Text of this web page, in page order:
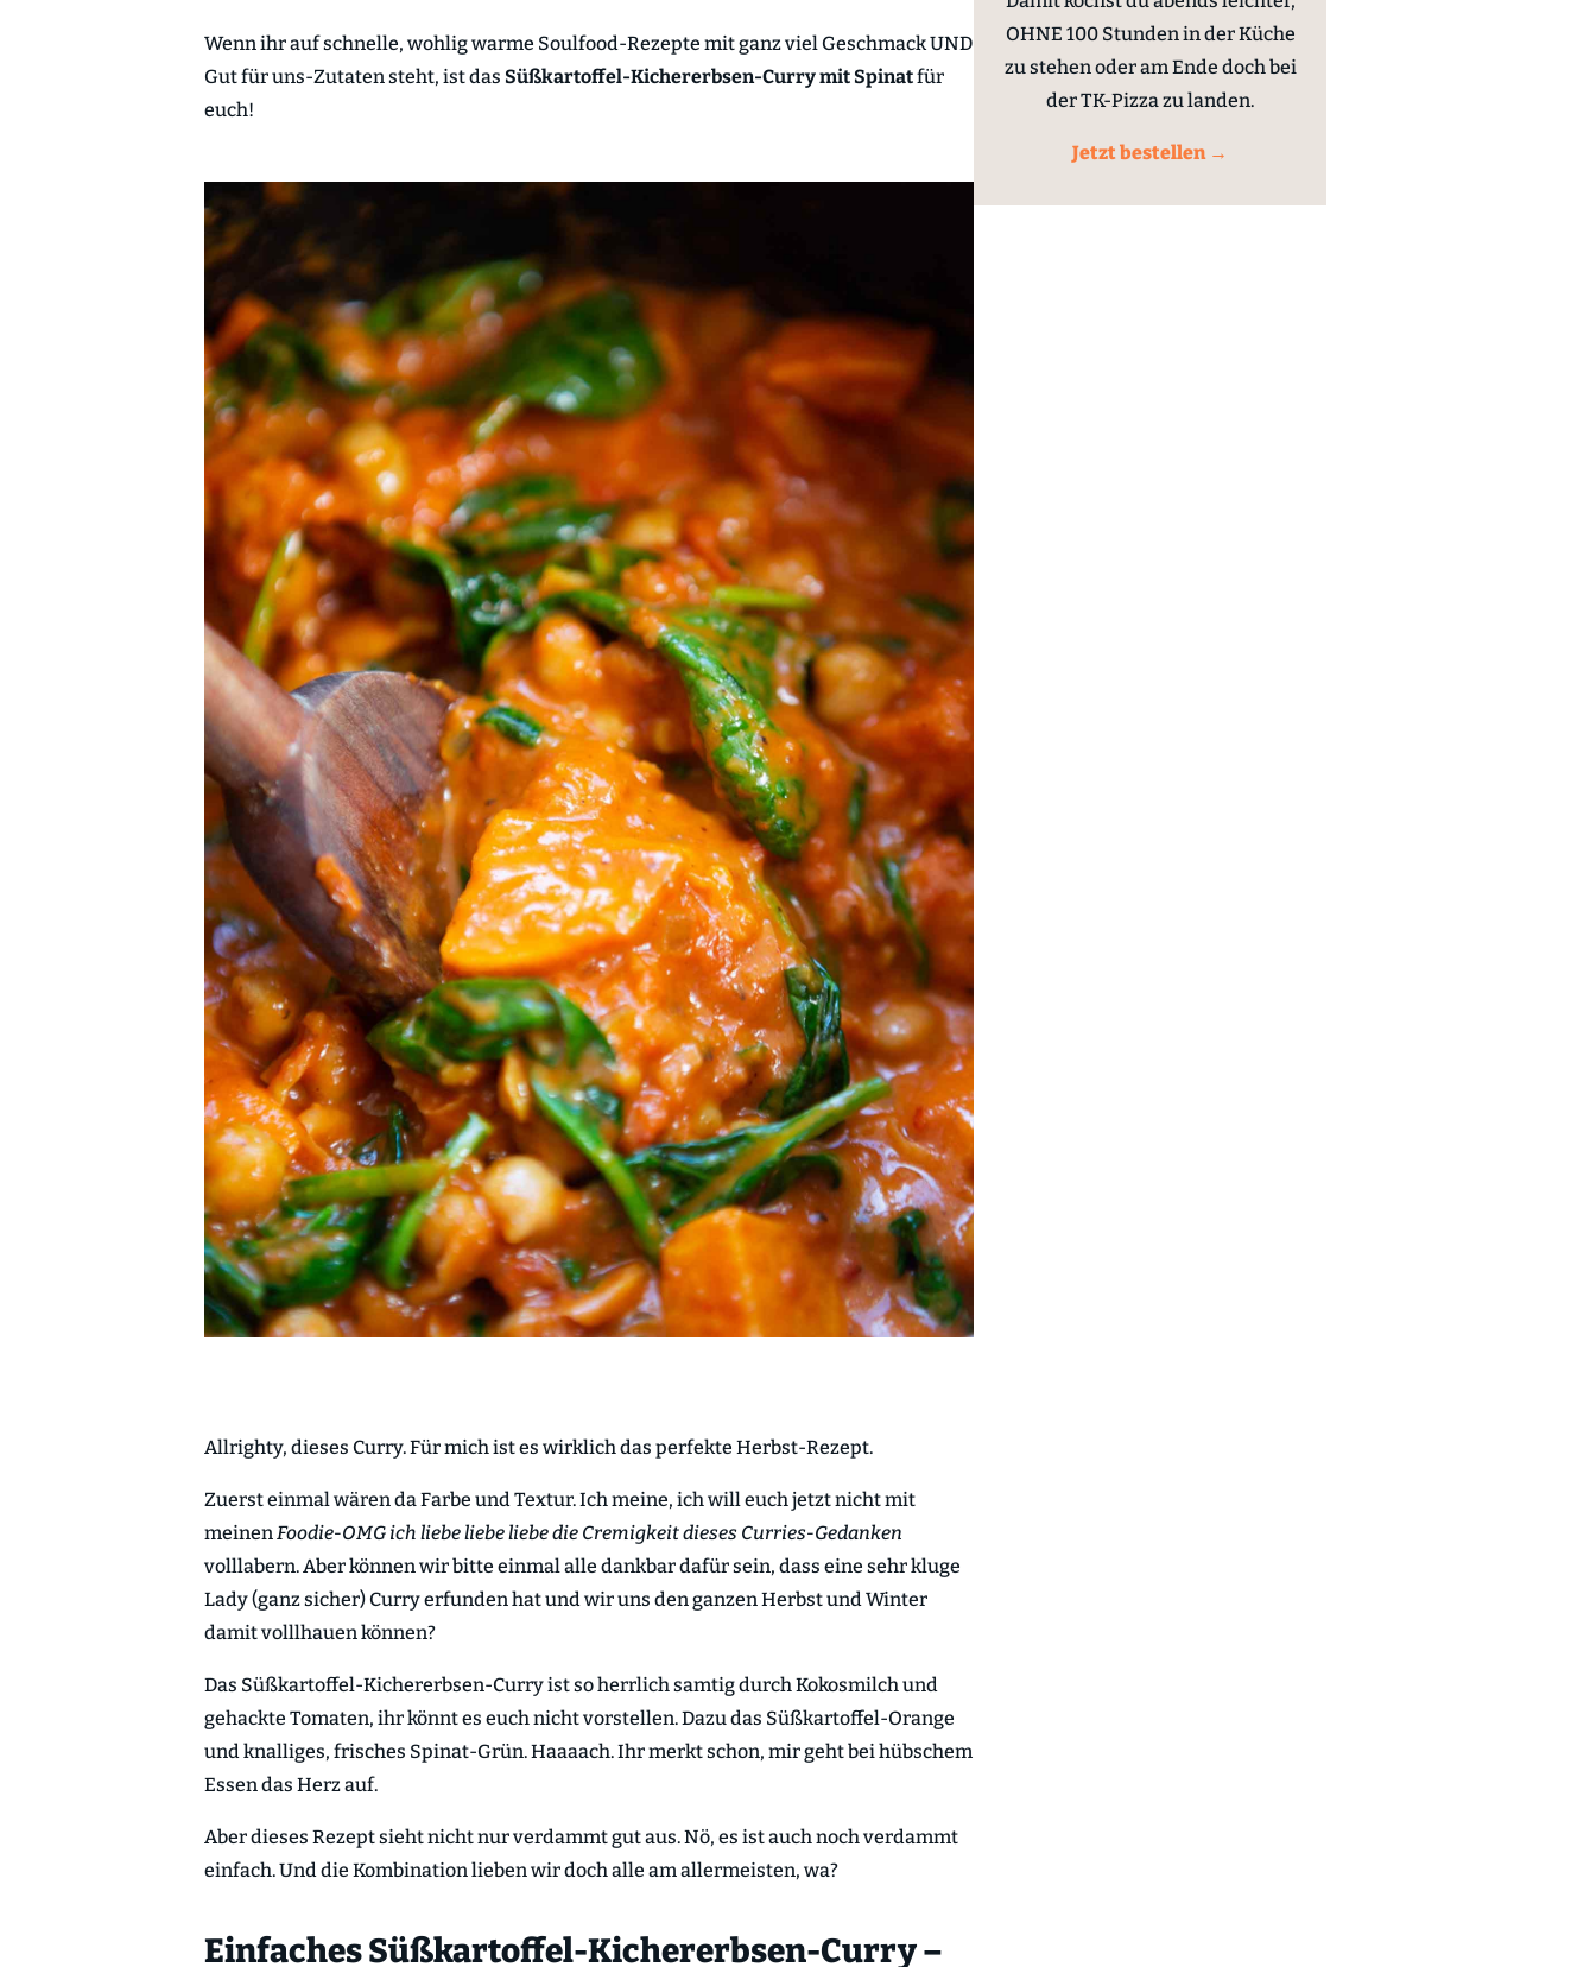
Wenn ihr auf schnelle, wohlig warme Soulfood-Rezepte mit ganz viel Geschmack UND
Gut für uns-Zutaten steht, ist das Süßkartoffel-Kichererbsen-Curry mit Spinatfür
euch!
Allrighty, dieses Curry. Für mich ist es wirklich das perfekte Herbst-Rezept.
Zuerst einmal wären da Farbe und Textur. Ich meine, ich will euch jetzt nicht mit
meinenFoodie-OMG ich liebe liebe liebe die Cremigkeit dieses Curries-Gedanken
volllabern. Aber können wir bitte einmal alle dankbar dafür sein, dass eine sehr kluge
Lady (ganz sicher) Curry erfunden hat und wir uns den ganzen Herbst und Winter
damit volllhauen können?
Das Süßkartoffel-Kichererbsen-Curry ist so herrlich samtig durch Kokosmilch und
gehackte Tomaten, ihr könnt es euch nicht vorstellen. Dazu das Süßkartoffel-Orange
und knalliges, frisches Spinat-Grün. Haaaach. Ihr merkt schon, mir geht bei hübschem
Essen das Herz auf.
Aber dieses Rezept sieht nicht nur verdammt gut aus. Nö, es ist auch noch verdammt
einfach. Und die Kombination lieben wir doch alle am allermeisten, wa?
Einfaches Süßkartoffel-Kichererbsen-Curry –
OHNE 100 Stunden in der Küche
zu stehen oder am Ende doch bei
der TK-Pizza zu landen.
Jetzt bestellen →